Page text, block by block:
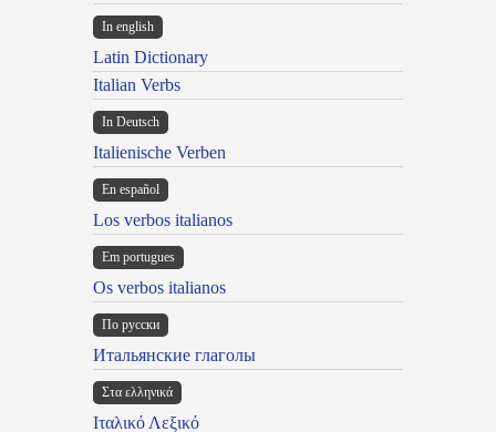
In english
Latin Dictionary
Italian Verbs
In Deutsch
Italienische Verben
En español
Los verbos italianos
Em portugues
Os verbos italianos
По русски
Итальянские глаголы
Στα ελληνικά
Ιταλικό Λεξικό